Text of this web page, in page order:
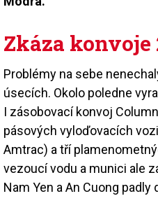
Zkáza konvoje
Problémy na sebe
úsecích. Okolo poledne
I zásobovací konvoj
pásových vyloďovacích
Amtrac) a tří
vezoucí vodu a munici ale
Nam Yen a An Cuong padly